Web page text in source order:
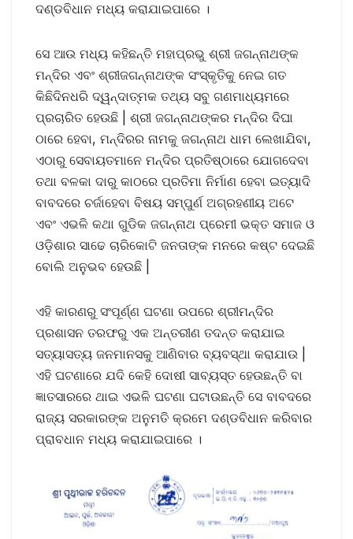
ଦଣ୍ଡବିଧାନ ମଧ୍ୟ କରାଯାଇପାରେ ।
ସେ ଆଉ ମଧ୍ୟ କହିଛନ୍ତି ମହାପ୍ରଭୁ ଶ୍ରୀ ଜଗନ୍ନାଥଙ୍କ
ମନ୍ଦିର ଏବଂ ଶ୍ରୀଜଗନ୍ନାଥଙ୍କ ସଂସ୍କୃତିକୁ ନେଇ ଗତ
କିଛିଦିନଧରି ଦ୍ୱନ୍ଦାତ୍ମକ ତଥ୍ୟ ସବୁ ଗଣମାଧ୍ୟମରେ
ପ୍ରଚାରିତ ହେଉଛି | ଶ୍ରୀ ଜଗନ୍ନାଥଙ୍କର ମନ୍ଦିର ଦିଘା
ଠାରେ ହେବା, ମନ୍ଦିରର ନାମକୁ ଜଗନ୍ନାଥ ଧାମ ଲେଖାଯିବା,
ଏଠାରୁ ସେବାୟତମାନେ ମନ୍ଦିର ପ୍ରତିଷ୍ଠାରେ ଯୋଗଦେବା
ତଥା ବଳକା ଦାରୁ କାଠରେ ପ୍ରତିମା ନିର୍ମାଣ ହେବା ଇତ୍ୟାଦି
ବାବଦରେ ଚର୍ଜାହେବା ବିଷୟ ସମ୍ପୁର୍ଣ ଅଗ୍ରହଣୀୟ ଅଟେ
ଏବଂ ଏଭଳି କଥା ଗୁଡିକ ଜଗନ୍ନାଥ ପ୍ରେମୀ ଭକ୍ତ ସମାଜ ଓ
ଓଡ଼ିଶାର ସାଢେ ଚାରିକୋଟି ଜନତାଙ୍କ ମନରେ କଷ୍ଟ ଦେଇଛି
ବୋଲି ଅନୁଭବ ହେଉଛି |
ଏହି କାରଣରୁ ସଂପୂର୍ଣ୍ଣ ଘଟଣା ଉପରେ ଶ୍ରୀମନ୍ଦିର
ପ୍ରଶାସନ ତରଫରୁ ଏକ ଅନ୍ତରୀଣ ତଦନ୍ତ କରାଯାଇ
ସତ୍ୟାସତ୍ୟ ଜନମାନସକୁ ଆଣିବାର ବ୍ୟବସ୍ଥା କରାଯାଉ |
ଏହି ଘଟଣାରେ ଯଦି କେହି ଦୋଷୀ ସାବ୍ୟସ୍ତ ହେଉଛନ୍ତି ବା
ଜ୍ଞାତସାରରେ ଥାଇ ଏଭଳି ଘଟଣା ଘଟାଉଛନ୍ତି ସେ ବାବଦରେ
ରାଜ୍ୟ ସରକାରଙ୍କ ଅନୁମତି କ୍ରମେ ଦଣ୍ଡବିଧାନ କରିବାର
ପ୍ରାବଧାନ ମଧ୍ୟ କରାଯାଇପାରେ ।